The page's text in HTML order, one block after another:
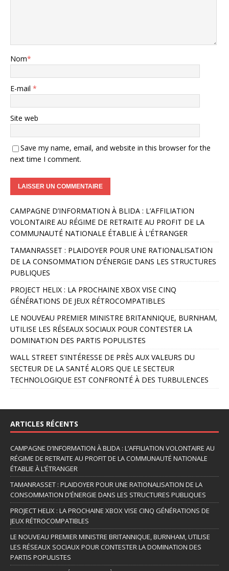
Nom*
E-mail *
Site web
Save my name, email, and website in this browser for the
next time I comment.
l
t
e
r
n
a
t
i
v
e
:
CAMPAGNE D’INFORMATION À BLIDA : L’AFFILIATION
VOLONTAIRE AU RÉGIME DE RETRAITE AU PROFIT DE LA
COMMUNAUTÉ NATIONALE ÉTABLIE À L’ÉTRANGER
TAMANRASSET : PLAIDOYER POUR UNE RATIONALISATION
DE LA CONSOMMATION D’ÉNERGIE DANS LES STRUCTURES
PUBLIQUES
PROJECT HELIX : LA PROCHAINE XBOX VISE CINQ
GÉNÉRATIONS DE JEUX RÉTROCOMPATIBLES
LE NOUVEAU PREMIER MINISTRE BRITANNIQUE, BURNHAM,
UTILISE LES RÉSEAUX SOCIAUX POUR CONTESTER LA
DOMINATION DES PARTIS POPULISTES
WALL STREET S’INTÉRESSE DE PRÈS AUX VALEURS DU
SECTEUR DE LA SANTÉ ALORS QUE LE SECTEUR
TECHNOLOGIQUE EST CONFRONTÉ À DES TURBULENCES
ARTICLES RÉCENTS
CAMPAGNE D’INFORMATION À BLIDA : L’AFFILIATION VOLONTAIRE AU
RÉGIME DE RETRAITE AU PROFIT DE LA COMMUNAUTÉ NATIONALE
ÉTABLIE À L’ÉTRANGER
TAMANRASSET : PLAIDOYER POUR UNE RATIONALISATION DE LA
CONSOMMATION D’ÉNERGIE DANS LES STRUCTURES PUBLIQUES
PROJECT HELIX : LA PROCHAINE XBOX VISE CINQ GÉNÉRATIONS DE
JEUX RÉTROCOMPATIBLES
LE NOUVEAU PREMIER MINISTRE BRITANNIQUE, BURNHAM, UTILISE
LES RÉSEAUX SOCIAUX POUR CONTESTER LA DOMINATION DES
PARTIS POPULISTES